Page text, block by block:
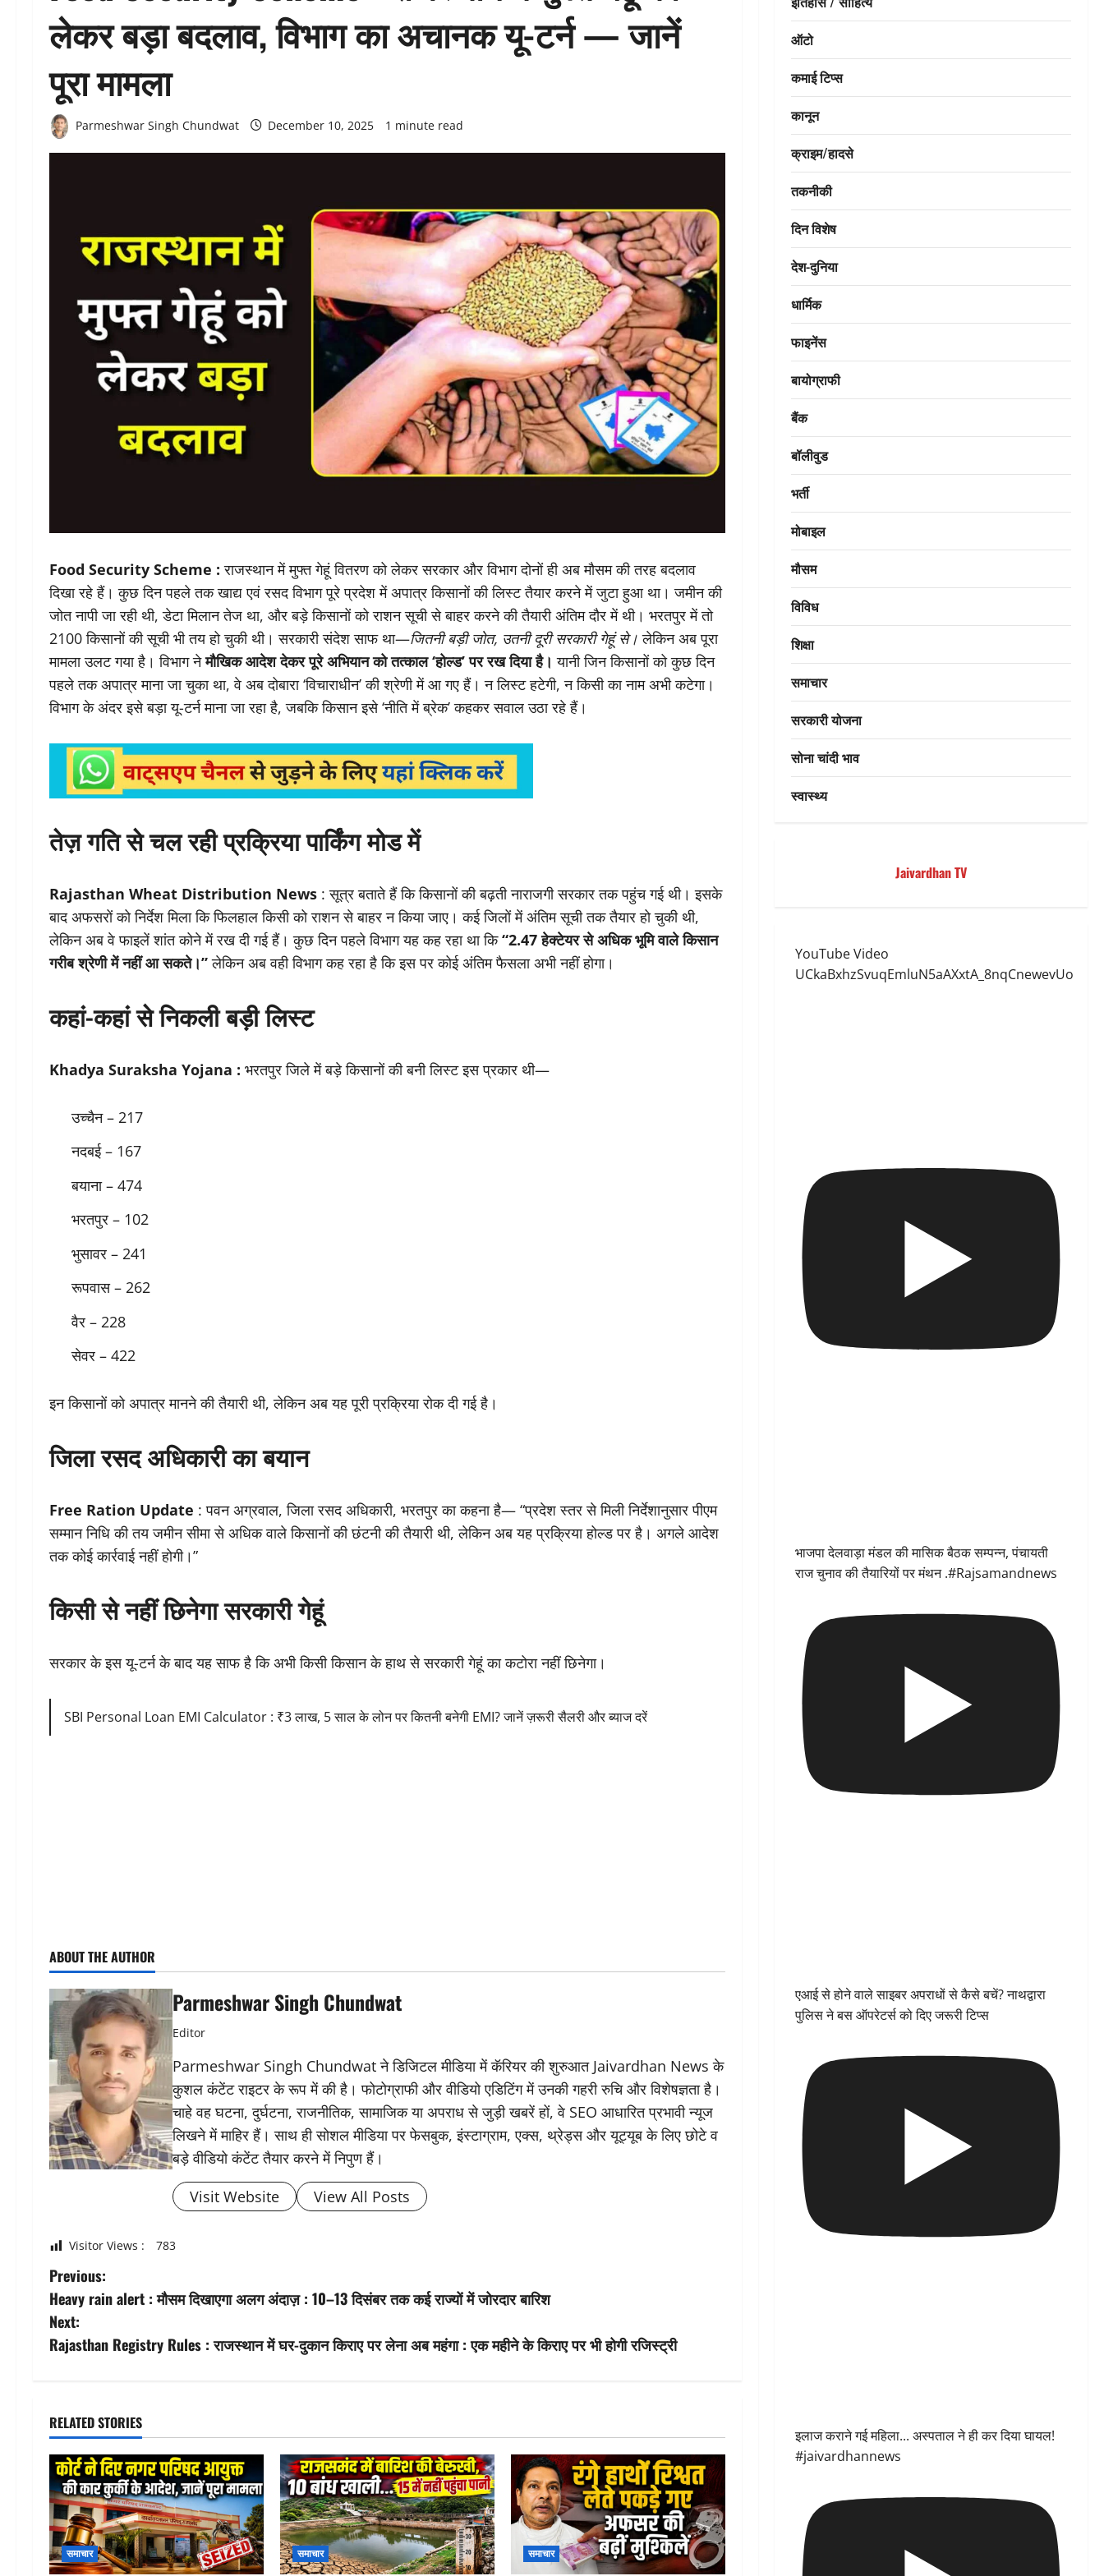
लेकर बड़ा बदलाव, विभाग का अचानक यू-टर्न — जानें
पूरा मामला
Parmeshwar Singh Chundwat December 10, 2025 1 minute read
Food Security Scheme : राजस्थान में मुफ्त गेहूं वितरण को लेकर सरकार और विभाग दोनों ही अब मौसम की तरह बदलाव
दिखा रहे हैं। कुछ दिन पहले तक खाद्य एवं रसद विभाग पूरे प्रदेश में अपात्र किसानों की लिस्ट तैयार करने में जुटा हुआ था। जमीन की
जोत नापी जा रही थी, डेटा मिलान तेज था, और बड़े किसानों को राशन सूची से बाहर करने की तैयारी अंतिम दौर में थी। भरतपुर में तो
2100 किसानों की सूची भी तय हो चुकी थी। सरकारी संदेश साफ था—जितनी बड़ी जोत, उतनी दूरी सरकारी गेहूं से। लेकिन अब पूरा
मामला उलट गया है। विभाग नेमौखिक आदेश देकर पूरे अभियान को तत्काल ‘होल्ड’ पर रख दिया है। यानी जिन किसानों को कुछ दिन
पहले तक अपात्र माना जा चुका था, वे अब दोबारा ‘विचाराधीन’ की श्रेणी में आ गए हैं। न लिस्ट हटेगी, न किसी का नाम अभी कटेगा।
विभाग के अंदर इसे बड़ा यू-टर्न माना जा रहा है, जबकि किसान इसे ‘नीति में ब्रेक’ कहकर सवाल उठा रहे हैं।
तेज़ गति से चल रही प्रक्रिया पार्किंग मोड में
Rajasthan Wheat Distribution News : सूत्र बताते हैं कि किसानों की बढ़ती नाराजगी सरकार तक पहुंच गई थी। इसके
बाद अफसरों को निर्देश मिला कि फिलहाल किसी को राशन से बाहर न किया जाए। कई जिलों में अंतिम सूची तक तैयार हो चुकी थी,
लेकिन अब वे फाइलें शांत कोने में रख दी गई हैं। कुछ दिन पहले विभाग यह कह रहा था कि“2.47 हेक्टेयर से अधिक भूमि वाले किसान
गरीब श्रेणी में नहीं आ सकते।”लेकिन अब वही विभाग कह रहा है कि इस पर कोई अंतिम फैसला अभी नहीं होगा।
कहां-कहां से निकली बड़ी लिस्ट
Khadya Suraksha Yojana : भरतपुर जिले में बड़े किसानों की बनी लिस्ट इस प्रकार थी—
उच्चैन – 217
नदबई – 167
बयाना – 474
भरतपुर – 102
भुसावर – 241
रूपवास – 262
वैर – 228
सेवर – 422
इन किसानों को अपात्र मानने की तैयारी थी, लेकिन अब यह पूरी प्रक्रिया रोक दी गई है।
जिला रसद अधिकारी का बयान
Free Ration Update : पवन अग्रवाल, जिला रसद अधिकारी, भरतपुर का कहना है— “प्रदेश स्तर से मिली निर्देशानुसार पीएम
सम्मान निधि की तय जमीन सीमा से अधिक वाले किसानों की छंटनी की तैयारी थी, लेकिन अब यह प्रक्रिया होल्ड पर है। अगले आदेश
तक कोई कार्रवाई नहीं होगी।”
किसी से नहीं छिनेगा सरकारी गेहूं
सरकार के इस यू-टर्न के बाद यह साफ है कि अभी किसी किसान के हाथ से सरकारी गेहूं का कटोरा नहीं छिनेगा।
SBI Personal Loan EMI Calculator : ₹3 लाख, 5 साल के लोन पर कितनी बनेगी EMI? जानें ज़रूरी सैलरी और ब्याज दरें
ABOUT THE AUTHOR
Parmeshwar Singh Chundwat
Editor
Parmeshwar Singh Chundwat ने डिजिटल मीडिया में कॅरियर की शुरुआत Jaivardhan News के
कुशल कंटेंट राइटर के रूप में की है। फोटोग्राफी और वीडियो एडिटिंग में उनकी गहरी रुचि और विशेषज्ञता है।
चाहे वह घटना, दुर्घटना, राजनीतिक, सामाजिक या अपराध से जुड़ी खबरें हों, वे SEO आधारित प्रभावी न्यूज
लिखने में माहिर हैं। साथ ही सोशल मीडिया पर फेसबुक, इंस्टाग्राम, एक्स, थ्रेड्स और यूट्यूब के लिए छोटे व
बड़े वीडियो कंटेंट तैयार करने में निपुण हैं।
Visit Website
View All Posts
Visitor Views : 783
P
o
s
n
a
v
i
g
Previous:
Heavy rain alert : मौसम दिखाएगा अलग अंदाज़ : 10–13 दिसंबर तक कई राज्यों में जोरदार बारिश
Next:
Rajasthan Registry Rules : राजस्थान में घर-दुकान किराए पर लेना अब महंगा : एक महीने के किराए पर भी होगी रजिस्ट्री
RELATED STORIES
समाचार समाचार समाचार
ऑटो
कमाई टिप्स
कानून
क्राइम/हादसे
तकनीकी
दिन विशेष
देश-दुनिया
धार्मिक
फाइनेंस
बायोग्राफी
बैंक
बॉलीवुड
भर्ती
मोबाइल
मौसम
विविध
शिक्षा
समाचार
सरकारी योजना
सोना चांदी भाव
स्वास्थ्य
Jaivardhan TV
YouTube Video
UCkaBxhzSvuqEmluN5aAXxtA_8nqCnewevUo
भाजपा देलवाड़ा मंडल की मासिक बैठक सम्पन्न, पंचायती
राज चुनाव की तैयारियों पर मंथन .#Rajsamandnews
एआई से होने वाले साइबर अपराधों से कैसे बचें? नाथद्वारा
पुलिस ने बस ऑपरेटर्स को दिए जरूरी टिप्स
इलाज कराने गई महिला... अस्पताल ने ही कर दिया घायल!
#jaivardhannews